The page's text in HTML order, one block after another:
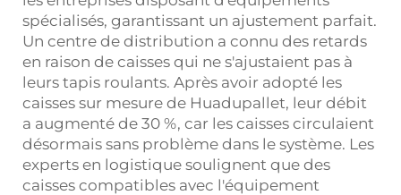
spécialisés, garantissant un ajustement parfait.
Un centre de distribution a connu des retards
en raison de caisses qui ne s'ajustaient pas à
leurs tapis roulants. Après avoir adopté les
caisses sur mesure de Huadupallet, leur débit
a augmenté de 30 %, car les caisses circulaient
désormais sans problème dans le système. Les
experts en logistique soulignent que des
caisses compatibles avec l'équipement